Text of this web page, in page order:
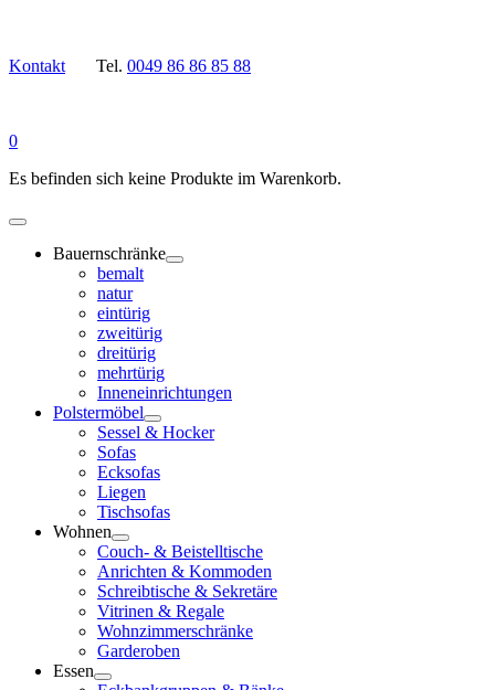
Kontakt Tel. 0049 86 86 85 88
0
Es befinden sich keine Produkte im Warenkorb.
Bauernschränke
bemalt
natur
eintürig
zweitürig
dreitürig
mehrtürig
Inneneinrichtungen
Polstermöbel
Sessel & Hocker
Sofas
Ecksofas
Liegen
Tischsofas
Wohnen
Couch- & Beistelltische
Anrichten & Kommoden
Schreibtische & Sekretäre
Vitrinen & Regale
Wohnzimmerschränke
Garderoben
Essen